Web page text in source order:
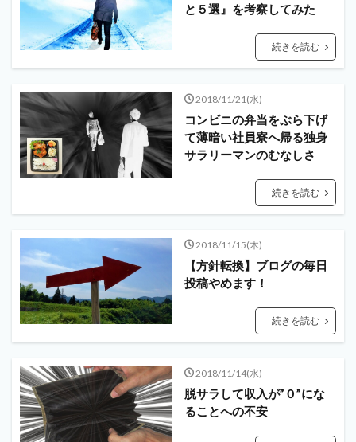
と５選』を考察してみた
続きを読む
2018/11/21(水)
コンビニの弁当をぶら下げ
て薄暗い社員寮へ帰る独身
サラリーマンのむなしさ
続きを読む
2018/11/15(木)
【方針転換】ブログの毎日
投稿やめます！
続きを読む
2018/11/14(水)
脱サラして収入が”０”にな
ることへの不安